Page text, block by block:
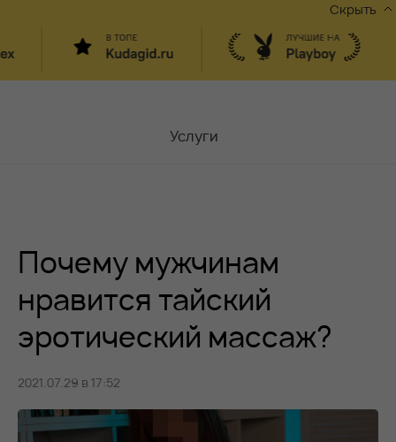
Скрыть
Услуги
Акции
Вакансии
Почему мужчинам
нравится тайский
эротический массаж?
2021.07.29 в 17:52